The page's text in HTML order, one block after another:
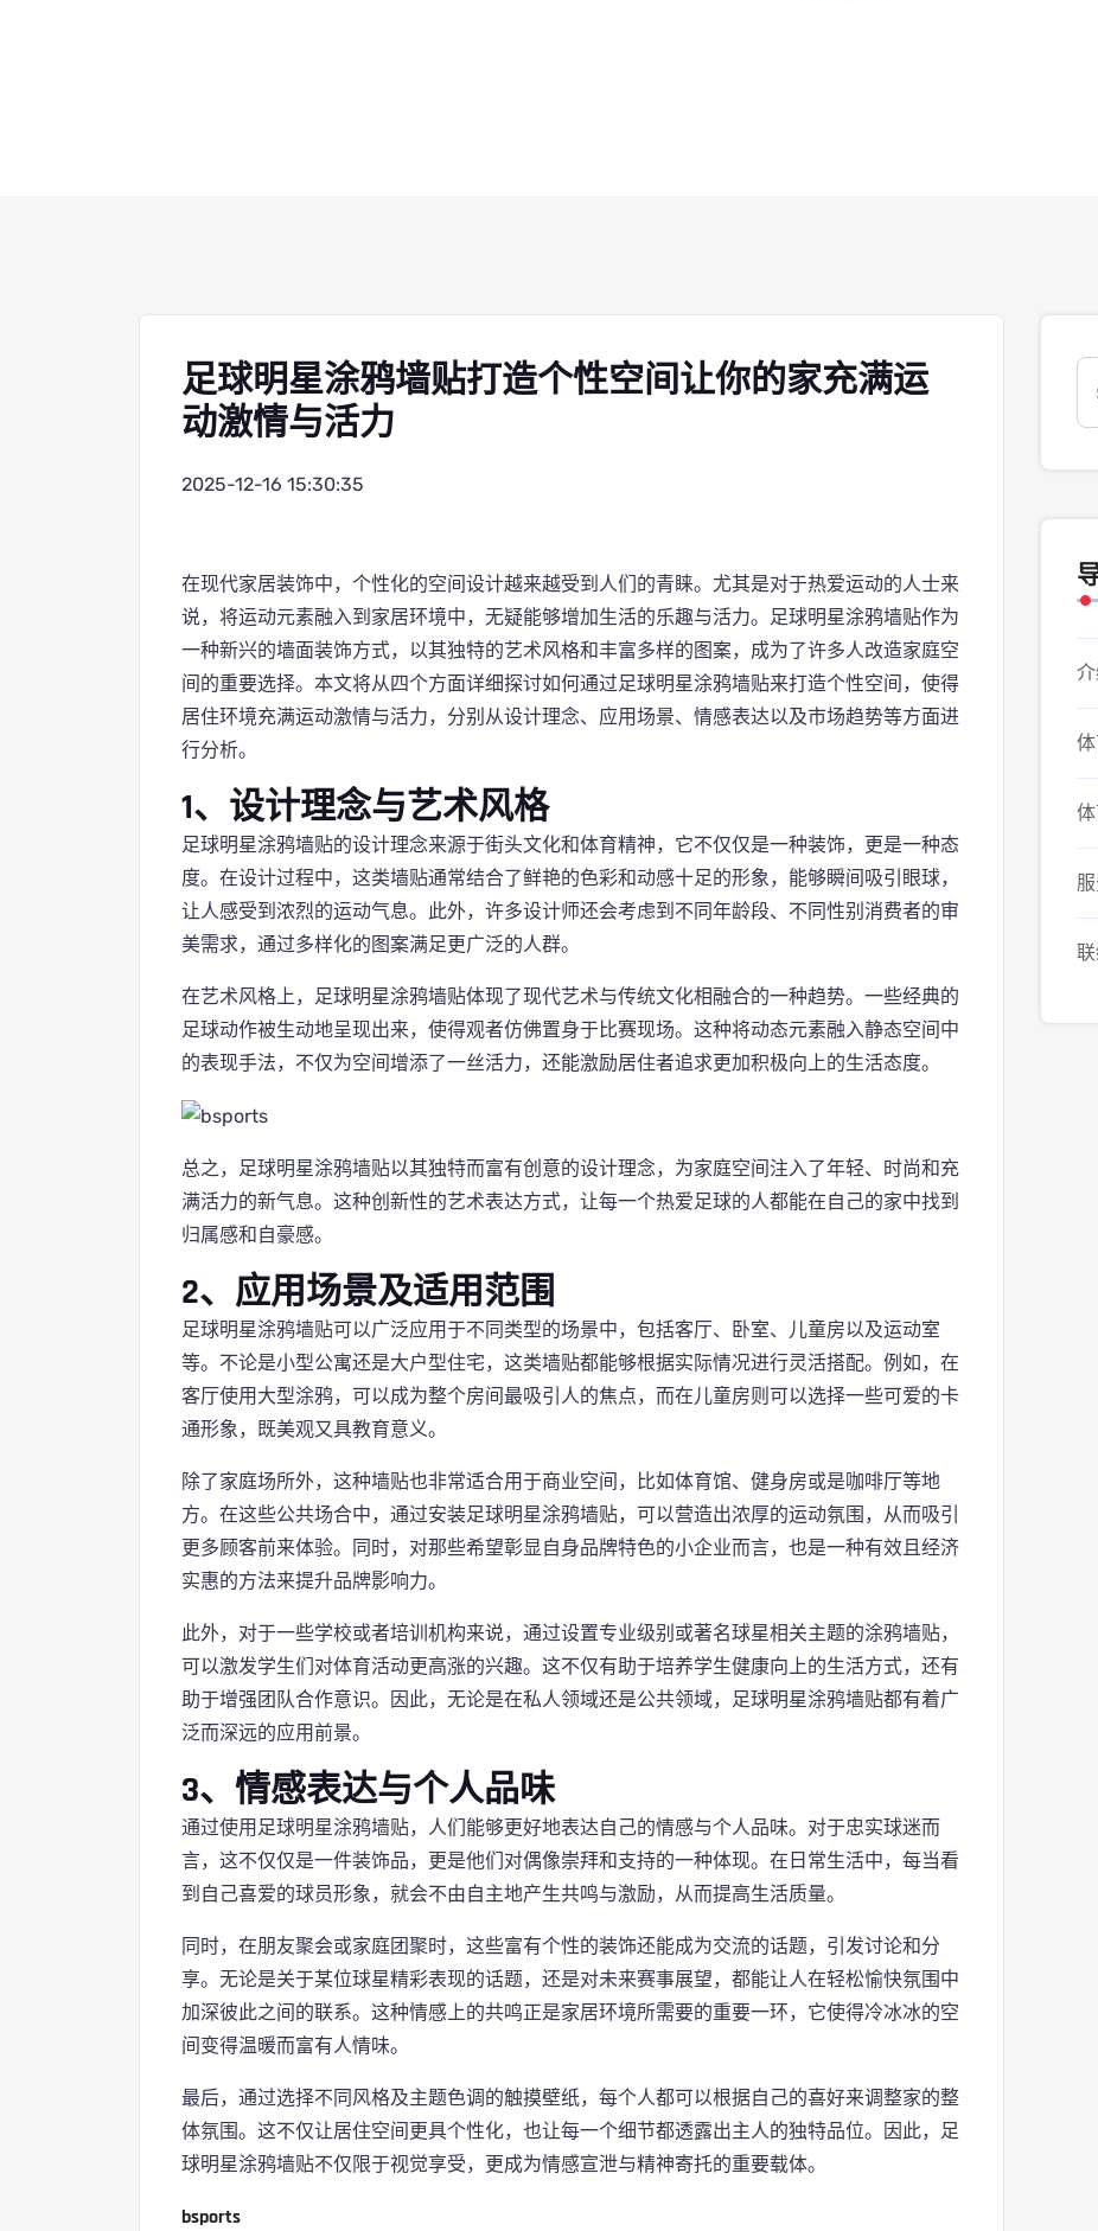
足球明星涂鸦墙贴打造个性空间让你的家充满运
动激情与活力
2025-12-16 15:30:35
在现代家居装饰中，个性化的空间设计越来越受到人们的青睐。尤其是对于热爱运动的人士来
说，将运动元素融入到家居环境中，无疑能够增加生活的乐趣与活力。足球明星涂鸦墙贴作为
一种新兴的墙面装饰方式，以其独特的艺术风格和丰富多样的图案，成为了许多人改造家庭空
间的重要选择。本文将从四个方面详细探讨如何通过足球明星涂鸦墙贴来打造个性空间，使得
居住环境充满运动激情与活力，分别从设计理念、应用场景、情感表达以及市场趋势等方面进
行分析。
1、设计理念与艺术风格
足球明星涂鸦墙贴的设计理念来源于街头文化和体育精神，它不仅仅是一种装饰，更是一种态
度。在设计过程中，这类墙贴通常结合了鲜艳的色彩和动感十足的形象，能够瞬间吸引眼球，
让人感受到浓烈的运动气息。此外，许多设计师还会考虑到不同年龄段、不同性别消费者的审
美需求，通过多样化的图案满足更广泛的人群。
在艺术风格上，足球明星涂鸦墙贴体现了现代艺术与传统文化相融合的一种趋势。一些经典的
足球动作被生动地呈现出来，使得观者仿佛置身于比赛现场。这种将动态元素融入静态空间中
的表现手法，不仅为空间增添了一丝活力，还能激励居住者追求更加积极向上的生活态度。
总之，足球明星涂鸦墙贴以其独特而富有创意的设计理念，为家庭空间注入了年轻、时尚和充
满活力的新气息。这种创新性的艺术表达方式，让每一个热爱足球的人都能在自己的家中找到
归属感和自豪感。
2、应用场景及适用范围
足球明星涂鸦墙贴可以广泛应用于不同类型的场景中，包括客厅、卧室、儿童房以及运动室
等。不论是小型公寓还是大户型住宅，这类墙贴都能够根据实际情况进行灵活搭配。例如，在
客厅使用大型涂鸦，可以成为整个房间最吸引人的焦点，而在儿童房则可以选择一些可爱的卡
通形象，既美观又具教育意义。
除了家庭场所外，这种墙贴也非常适合用于商业空间，比如体育馆、健身房或是咖啡厅等地
方。在这些公共场合中，通过安装足球明星涂鸦墙贴，可以营造出浓厚的运动氛围，从而吸引
更多顾客前来体验。同时，对那些希望彰显自身品牌特色的小企业而言，也是一种有效且经济
实惠的方法来提升品牌影响力。
此外，对于一些学校或者培训机构来说，通过设置专业级别或著名球星相关主题的涂鸦墙贴，
可以激发学生们对体育活动更高涨的兴趣。这不仅有助于培养学生健康向上的生活方式，还有
助于增强团队合作意识。因此，无论是在私人领域还是公共领域，足球明星涂鸦墙贴都有着广
泛而深远的应用前景。
3、情感表达与个人品味
通过使用足球明星涂鸦墙贴，人们能够更好地表达自己的情感与个人品味。对于忠实球迷而
言，这不仅仅是一件装饰品，更是他们对偶像崇拜和支持的一种体现。在日常生活中，每当看
到自己喜爱的球员形象，就会不由自主地产生共鸣与激励，从而提高生活质量。
同时，在朋友聚会或家庭团聚时，这些富有个性的装饰还能成为交流的话题，引发讨论和分
享。无论是关于某位球星精彩表现的话题，还是对未来赛事展望，都能让人在轻松愉快氛围中
加深彼此之间的联系。这种情感上的共鸣正是家居环境所需要的重要一环，它使得冷冰冰的空
间变得温暖而富有人情味。
最后，通过选择不同风格及主题色调的触摸壁纸，每个人都可以根据自己的喜好来调整家的整
体氛围。这不仅让居住空间更具个性化，也让每一个细节都透露出主人的独特品位。因此，足
球明星涂鸦墙贴不仅限于视觉享受，更成为情感宣泄与精神寄托的重要载体。
bsports